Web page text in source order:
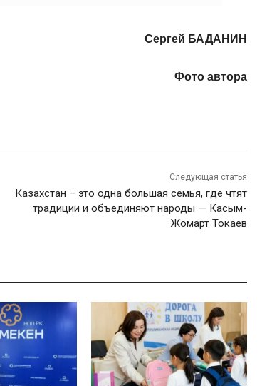
Сергей БАДАНИН
Фото автора
Следующая статья
Казахстан – это одна большая семья, где чтят
традиции и объединяют народы — Касым-
Жомарт Токаев